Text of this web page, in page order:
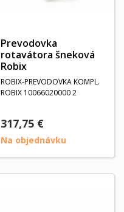
Prevodovka
rotavátora šneková
Robix
ROBIX-PREVODOVKA KOMPL.
ROBIX 10066020000 2
317,75 €
Na objednávku